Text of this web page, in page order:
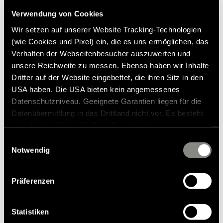
Verwendung von Cookies
Wir setzen auf unserer Website Tracking-Technologien
(wie Cookies und Pixel) ein, die es uns ermöglichen, das
Verhalten der Webseitenbesucher auszuwerten und
unsere Reichweite zu messen. Ebenso haben wir Inhalte
Dritter auf der Website eingebettet, die ihren Sitz in den
USA haben. Die USA bieten kein angemessenes
Datenschutzniveau. Geeignete Garantien liegen für die
Datenübermittlung in das Drittland nicht vor. Es besteht
zustehen. Eingesetzte Dienstleister können Daten für
zusammenführen. Weitere Informationen finden Sie in
unsererDatenschutzerklärung
. Akzeptieren Sie oder
Einstellungen aus, erteilen Sie uns Ihre Einwilligung zur
Verarbeitung Ihrer Daten zu den genannten Zwecken. Die
Notwendig
Präferenzen
Statistiken
Over fjellet
De fortsetter på fjellveiene på den 24
000 km2 store øya. Jerzu og Ulassai, små
fargerike fjellandsbyer i solnedgang samt
sardinsk natur og kultur kan ta pusten fra en
Urzulei, et eldorado for alle som liker å gå i